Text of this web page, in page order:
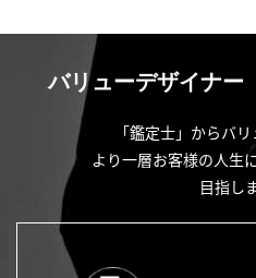
バリューデザイナー
「鑑定士」からバ
より一層お客様の人生
目指し